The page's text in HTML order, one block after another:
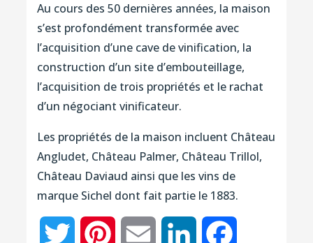
Au cours des 50 dernières années, la maison
s’est profondément transformée avec
l’acquisition d’une cave de vinification, la
construction d’un site d’embouteillage,
l’acquisition de trois propriétés et le rachat
d’un négociant vinificateur.
Les propriétés de la maison incluent Château
Angludet, Château Palmer, Château Trillol,
Château Daviaud ainsi que les vins de
marque Sichel dont fait partie le 1883.
Twitter Pinterest Email LinkedIn